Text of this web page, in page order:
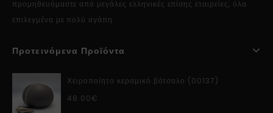
προμηθευόμαστε από μεγάλες ελληνικές επίσης εταιρείες, όλα
επιλεγμένα με πολύ αγάπη.
Προτεινόμενα Προϊόντα
Χειροποίητο κεραμικό βότσαλο (00137)
48.00€